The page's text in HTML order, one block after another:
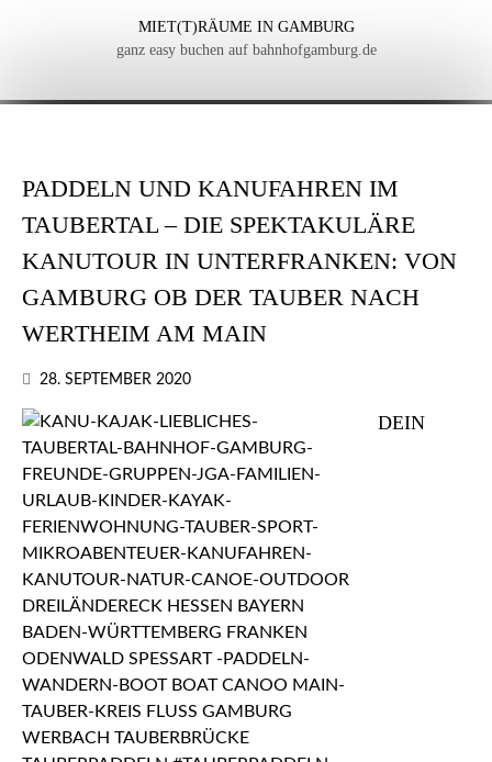
MIET(T)RÄUME IN GAMBURG
ganz easy buchen auf bahnhofgamburg.de
PADDELN UND KANUFAHREN IM
TAUBERTAL – DIE SPEKTAKULÄRE
KANUTOUR IN UNTERFRANKEN: VON
GAMBURG OB DER TAUBER NACH
WERTHEIM AM MAIN
28. SEPTEMBER 2020
DEIN